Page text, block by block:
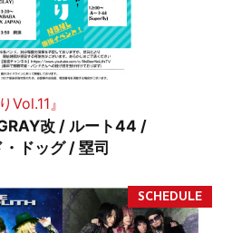
Vol.11』
改 / ルート44 /
ドッグ / 塁司